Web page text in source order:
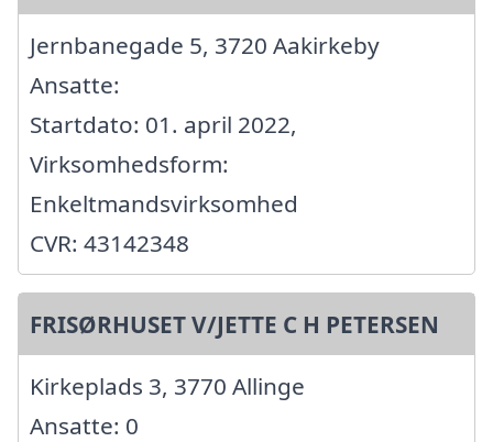
Jernbanegade 5, 3720 Aakirkeby
Ansatte:
Startdato: 01. april 2022,
Virksomhedsform:
Enkeltmandsvirksomhed
CVR: 43142348
FRISØRHUSET V/JETTE C H PETERSEN
Kirkeplads 3, 3770 Allinge
Ansatte: 0